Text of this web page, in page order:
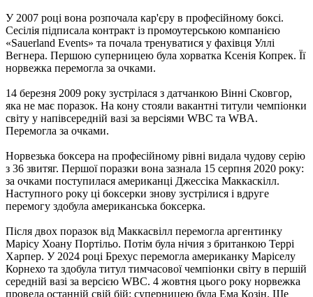
У 2007 році вона розпочала кар'єру в професійному боксі.
Сесілія підписала контракт із промоутерською компанією
«Sauerland Events» та почала тренуватися у фахівця Уллі
Вегнера. Першою суперницею була хорватка Ксенія Копрек. Її
норвежка перемогла за очками.
14 березня 2009 року зустрілася з датчанкою Вінні Сковгор,
яка не має поразок. На кону стояли вакантні титули чемпіонки
світу у напівсередній вазі за версіями WBC та WBA.
Перемогла за очками.
Норвезька боксера на професійному рівні видала чудову серію
з 36 звитяг. Першої поразки вона зазнала 15 серпня 2020 року:
за очками поступилася американці Джессіка Маккаскілл.
Наступного року ці боксерки знову зустрілися і вдруге
перемогу здобула американська боксерка.
Після двох поразок від Маккасвілл перемогла аргентинку
Марісу Хоану Портільо. Потім була нічия з британкою Террі
Харпер. У 2024 році Брехус перемогла американку Маріселу
Корнехо та здобула титул тимчасової чемпіонки світу в першій
середній вазі за версією WBC. 4 жовтня цього року норвежка
провела останній свій бій: суперницею була Ема Козін. Ще